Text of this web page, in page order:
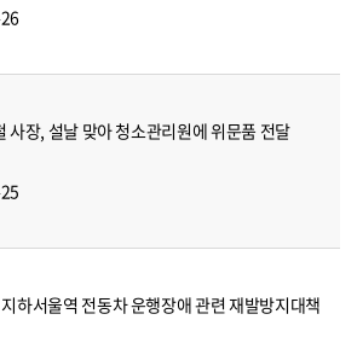
사장, 설날 맞아 청소관리원에 위문품 전달
하서울역 전동차 운행장애 관련 재발방지대책